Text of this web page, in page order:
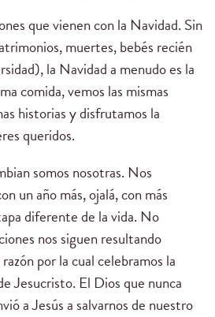
que vienen con la Navidad. Sin
muertes, bebés recién
la Navidad a menudo es la
comida, vemos las mismas
historias y disfrutamos la
queridos.
somos nosotras. Nos
un año más, ojalá, con más
diferente de la vida. No
nos siguen resultando
por la cual celebramos la
Jesucristo. El Dios que nunca
a Jesús a salvarnos de nuestro